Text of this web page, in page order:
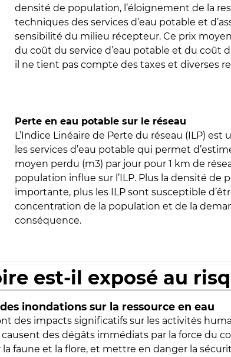
densité de population, l’éloignement de la
techniques des services d’eau potable et
sensibilité du milieu récepteur. Ce prix
du coût du service d’eau potable et du coût
il ne tient pas compte des taxes et diverses
Perte en eau potable sur le réseau
L’Indice Linéaire de Perte du réseau (ILP)
les services d’eau potable qui permet
moyen perdu (m3) par jour pour 1 km de
population influe sur l’ILP. Plus la densité de
importante, plus les ILP sont susceptible
concentration de la population et de la
conséquence.
est-il exposé au
inondations sur la ressource en eau
des impacts significatifs sur les activités
causent des dégâts immédiats par la force du
faune et la flore, et mettre en danger la